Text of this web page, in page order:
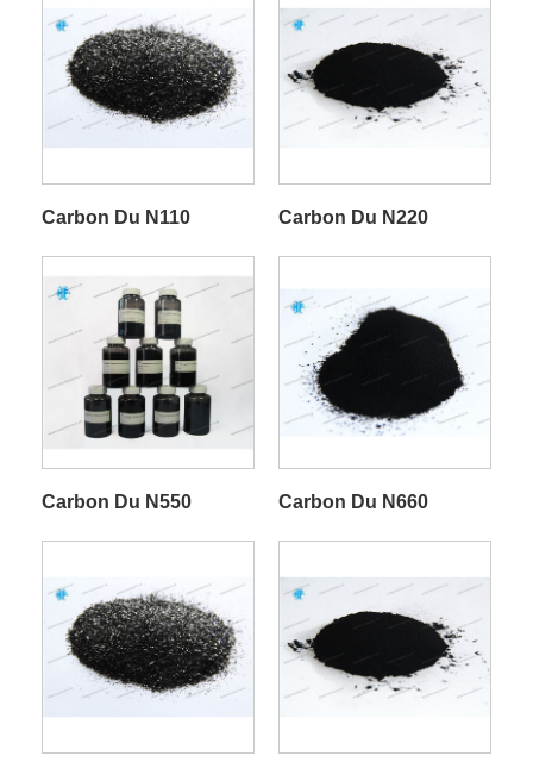
Carbon Du N110 Carbon Du N220
Carbon Du N550 Carbon Du N660